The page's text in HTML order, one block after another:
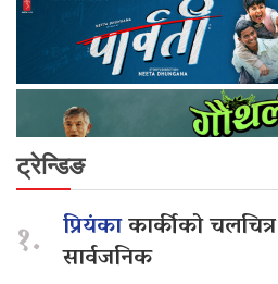
ट्रेन्डिङ
१. प्रियंकाकार्कीको चलचित्र
सार्वजनिक